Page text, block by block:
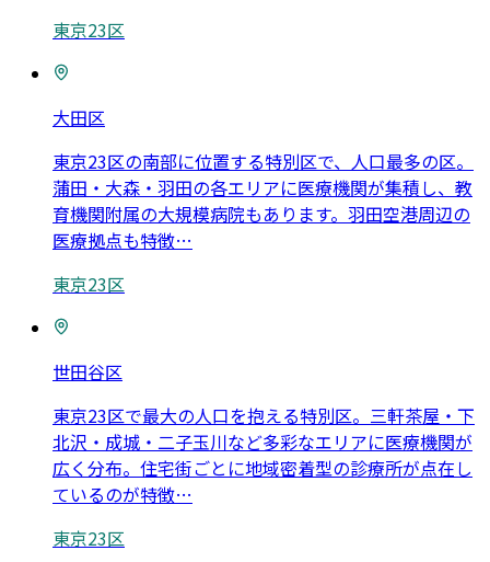
東京23区
大田区
東京23区の南部に位置する特別区で、人口最多の区。
蒲田・大森・羽田の各エリアに医療機関が集積し、教
育機関附属の大規模病院もあります。羽田空港周辺の
医療拠点も特徴…
東京23区
世田谷区
東京23区で最大の人口を抱える特別区。三軒茶屋・下
北沢・成城・二子玉川など多彩なエリアに医療機関が
広く分布。住宅街ごとに地域密着型の診療所が点在し
ているのが特徴…
東京23区